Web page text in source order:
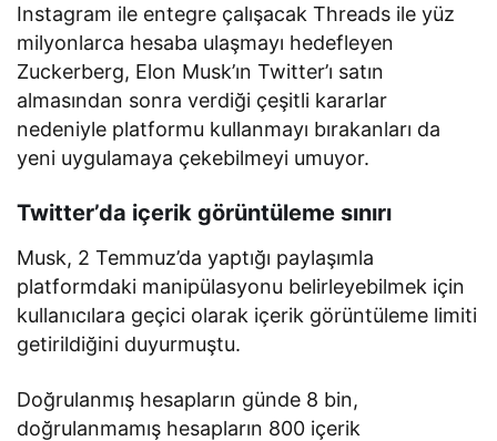
Instagram ile entegre çalışacak Threads ile yüz
milyonlarca hesaba ulaşmayı hedefleyen
Zuckerberg, Elon Musk’ın Twitter’ı satın
almasından sonra verdiği çeşitli kararlar
nedeniyle platformu kullanmayı bırakanları da
yeni uygulamaya çekebilmeyi umuyor.
Twitter’da içerik görüntüleme sınırı
Musk, 2 Temmuz’da yaptığı paylaşımla
platformdaki manipülasyonu belirleyebilmek için
kullanıcılara geçici olarak içerik görüntüleme limiti
getirildiğini duyurmuştu.
Doğrulanmış hesapların günde 8 bin,
doğrulanmamış hesapların 800 içerik